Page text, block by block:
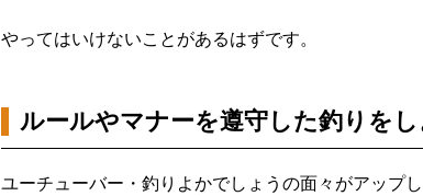
やってはいけないことがあるはずです。
ルールやマナーを遵守した釣りを
ユーチューバー・釣りよかでしょうの面々がアップ